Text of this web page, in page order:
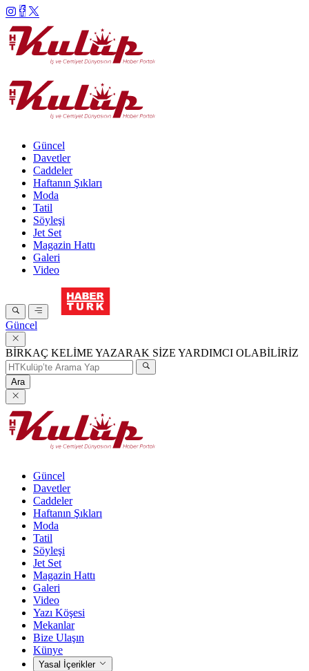
Güncel
Davetler
Caddeler
Haftanın Şıkları
Moda
Tatil
Söyleşi
Jet Set
Magazin Hattı
Galeri
Video
Güncel
BİRKAÇ KELİME YAZARAK SİZE YARDIMCI OLABİLİRİZ
Ara
Güncel
Davetler
Caddeler
Haftanın Şıkları
Moda
Tatil
Söyleşi
Jet Set
Magazin Hattı
Galeri
Video
Yazı Köşesi
Mekanlar
Bize Ulaşın
Künye
Yasal İçerikler